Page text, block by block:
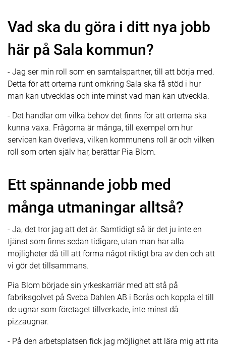
Vad ska du göra i ditt nya jobb
här på Sala kommun?
- Jag ser min roll som en samtalspartner, till att börja med.
Detta för att orterna runt omkring Sala ska få stöd i hur
man kan utvecklas och inte minst vad man kan utveckla.
- Det handlar om vilka behov det finns för att orterna ska
kunna växa. Frågorna är många, till exempel om hur
servicen kan överleva, vilken kommunens roll är och vilken
roll som orten själv har, berättar Pia Blom.
Ett spännande jobb med
många utmaningar alltså?
- Ja, det tror jag att det är. Samtidigt så är det ju inte en
tjänst som finns sedan tidigare, utan man har alla
möjligheter då till att forma något riktigt bra av den och att
vi gör det tillsammans.
Pia Blom började sin yrkeskarriär med att stå på
fabriksgolvet på Sveba Dahlen AB i Borås och koppla el till
de ugnar som företaget tillverkade, inte minst då
pizzaugnar.
- På den arbetsplatsen fick jag möjlighet att lära mig att rita